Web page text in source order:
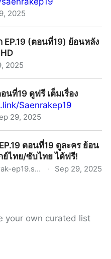
2025
EP.19 (ตอนที่19) ย้อนหลัง
2025
นที่19 ดูฟรี เต็มเรื่อง
Saenrakep19
29, 2025
ตอนที่19 ดูละคร ย้อน
ย์ไทย/ซับไทย ได้ฟรี!
seriesthai-saen-rak-ep19.static.hf.space · Sep 29, 2025
your own curated list